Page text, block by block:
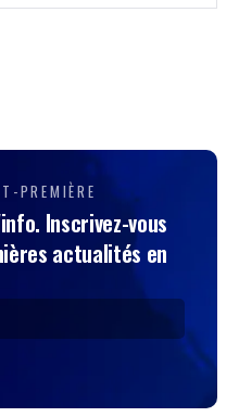
PREMIÈRE
Inscrivez-vous
actualités en